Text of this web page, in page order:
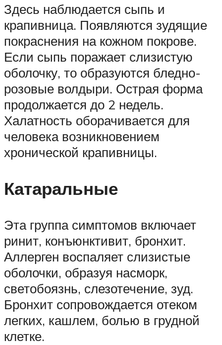
Здесь наблюдается сыпь и
крапивница. Появляются зудящие
покраснения на кожном покрове.
Если сыпь поражает слизистую
оболочку, то образуются бледно-
розовые волдыри. Острая форма
продолжается до 2 недель.
Халатность оборачивается для
человека возникновением
хронической крапивницы.
Катаральные
Эта группа симптомов включает
ринит, конъюнктивит, бронхит.
Аллерген воспаляет слизистые
оболочки, образуя насморк,
светобоязнь, слезотечение, зуд.
Бронхит сопровождается отеком
легких, кашлем, болью в грудной
клетке.